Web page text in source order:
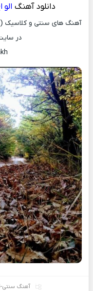
دانلود آهنگ الو
آهنگ های سنتی و کلاسیک
در
آهنگ